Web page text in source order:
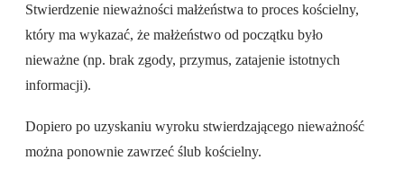
Stwierdzenie nieważności małżeństwa to proces kościelny,
który ma wykazać, że małżeństwo od początku było
nieważne (np. brak zgody, przymus, zatajenie istotnych
informacji).
Dopiero po uzyskaniu wyroku stwierdzającego nieważność
można ponownie zawrzeć ślub kościelny.